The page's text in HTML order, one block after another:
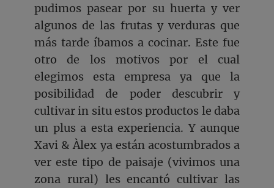
pudimos pasear por su huerta y ver
algunos de las frutas y verduras que
más tarde íbamos a cocinar. Este fue
otro de los motivos por el cual
elegimos esta empresa ya que la
posibilidad de poder descubrir y
cultivar in situ estos productos le daba
un plus a esta experiencia. Y aunque
Xavi & Àlex ya están acostumbrados a
ver este tipo de paisaje (vivimos una
zona rural) les encantó cultivar las